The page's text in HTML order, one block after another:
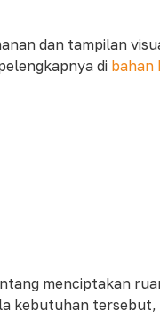
dan tampilan
di bahan
menciptakan
kebutuhan